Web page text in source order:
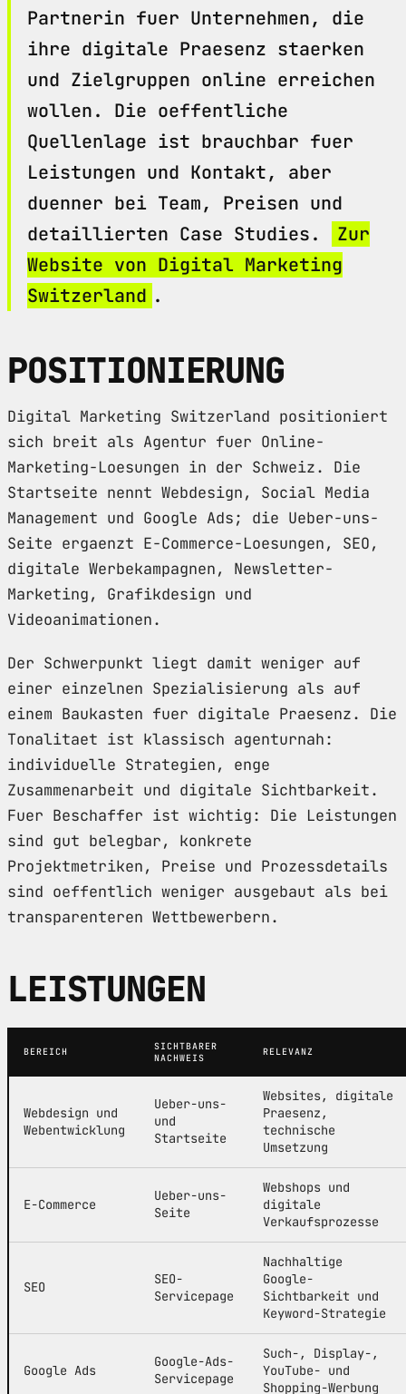
Partnerin fuer Unternehmen, die
ihre digitale Praesenz staerken
und Zielgruppen online erreichen
wollen. Die oeffentliche
Quellenlage ist brauchbar fuer
Leistungen und Kontakt, aber
duenner bei Team, Preisen und
detaillierten Case Studies.
Zur
Website von Digital Marketing
Switzerland .
POSITIONIERUNG
Digital Marketing Switzerland positioniert
sich breit als Agentur fuer Online-
Marketing-Loesungen in der Schweiz. Die
Startseite nennt Webdesign, Social Media
Management und Google Ads; die Ueber-uns-
Seite ergaenzt E-Commerce-Loesungen, SEO,
digitale Werbekampagnen, Newsletter-
Marketing, Grafikdesign und
Videoanimationen.
Der Schwerpunkt liegt damit weniger auf
einer einzelnen Spezialisierung als auf
einem Baukasten fuer digitale Praesenz. Die
Tonalitaet ist klassisch agenturnah:
individuelle Strategien, enge
Zusammenarbeit und digitale Sichtbarkeit.
Fuer Beschaffer ist wichtig: Die Leistungen
sind gut belegbar, konkrete
Projektmetriken, Preise und Prozessdetails
sind oeffentlich weniger ausgebaut als bei
transparenteren Wettbewerbern.
LEISTUNGEN
BEREICH
SICHTBARER
NACHWEIS
RELEVANZ
Webdesign und
Webentwicklung
Ueber-uns-
und
Startseite
Websites, digitale
Praesenz,
technische
Umsetzung
E-Commerce
Ueber-uns-
Seite
Webshops und
digitale
Verkaufsprozesse
SEO
SEO-
Servicepage
Nachhaltige
Google-
Sichtbarkeit und
Keyword-Strategie
Google Ads
Google-Ads-
Servicepage
Such-, Display-,
YouTube- und
Shopping-Werbung